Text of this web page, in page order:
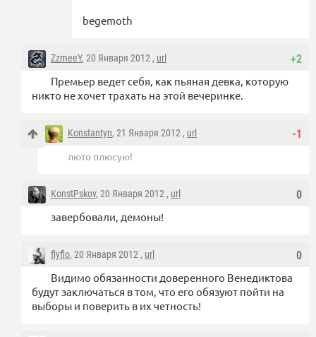
begemoth
+2
ZzmeeY, 20 Января 2012 , url
Премьер ведет себя, как пьяная девка, которую
никто не хочет трахать на этой вечеринке.
-1
Konstantyn, 21 Января 2012 , url
люто плюсую!
0
KonstPskov, 20 Января 2012 , url
завербовали, демоны!
0
flyflo, 20 Января 2012 , url
Видимо обязанности доверенного Венедиктова
будут заключаться в том, что его обязуют пойти на
выборы и поверить в их четность!